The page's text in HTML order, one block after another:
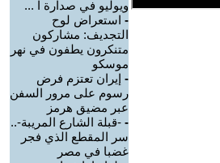
ويوليو في صدارة ا ...
- استعراض لوح
التجديف: مشاركون
متنكرون يطفون في نهر
موسكو
- إيران تعتزم فرض
رسوم على مرور السفن
عبر مضيق هرمز
- -قبلة الشارع المريبة-..
سر المقطع الذي فجر
غضبا في مصر